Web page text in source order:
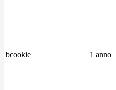
bcookie 1 anno